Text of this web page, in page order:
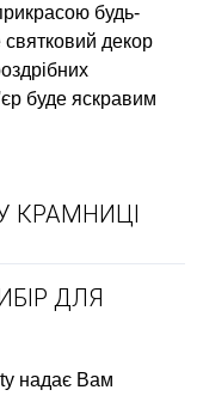
будь-
декор
буде яскравим
КРАМНИЦІ
ДЛЯ
надає Вам